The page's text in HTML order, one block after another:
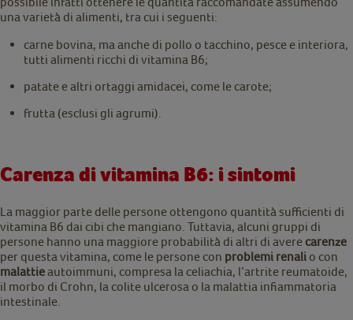
una varietà di alimenti, tra cui i seguenti:
carne bovina, ma anche di pollo o tacchino, pesce e interiora,
tutti alimenti ricchi di vitamina B6;
patate e altri ortaggi amidacei, come le carote;
frutta (esclusi gli agrumi).
Carenza di vitamina B6: i sintomi
La maggior parte delle persone ottengono quantità sufficienti di
vitamina B6 dai cibi che mangiano. Tuttavia, alcuni gruppi di
persone hanno una maggiore probabilità di altri di avere carenze
per questa vitamina, come le persone con problemi renali o con
malattieautoimmuni, compresa la celiachia, l’artrite reumatoide,
il morbo di Crohn, la colite ulcerosa o la malattia infiammatoria
intestinale.